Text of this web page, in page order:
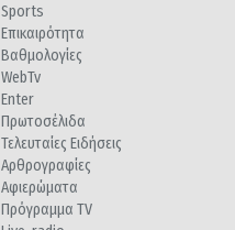
Sports
Επικαιρότητα
Βαθμολογίες
WebTv
Enter
Πρωτοσέλιδα
Τελευταίες Ειδήσεις
Αρθρογραφίες
Αφιερώματα
Πρόγραμμα TV